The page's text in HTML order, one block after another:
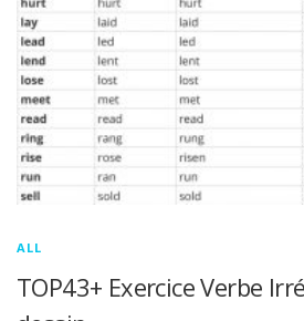
ALL
TOP43+ Exercice Verbe